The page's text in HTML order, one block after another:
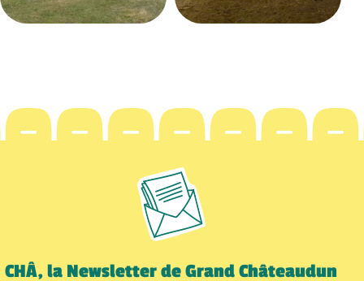
CHÂ, la Newsletter de Grand Châteaudun